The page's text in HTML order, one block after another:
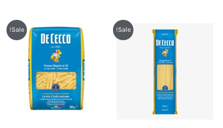
Sale!
המחיר
המקורי
היה:
₪16.90.
המחיר
הנוכחי
הוא:
₪12.90.
Sale!
המחיר
המקורי
היה:
₪16.90.
המחיר
הנוכחי
הוא:
₪12.90.